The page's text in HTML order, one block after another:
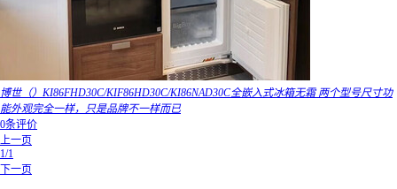
博世（）KI86FHD30C/KIF86HD30C/KI86NAD30C全嵌入式冰箱无霜 两个型号尺寸功
能外观完全一样，只是品牌不一样而已
0条评价
上一页
1/1
下一页